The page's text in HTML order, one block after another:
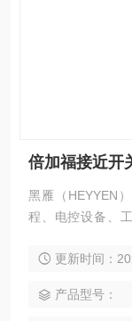
倍加福接近开
黑雁（HEYYEN
程、电控设备、
包工程项目，还
纺织、食品、电
更新时间：
产品型号：